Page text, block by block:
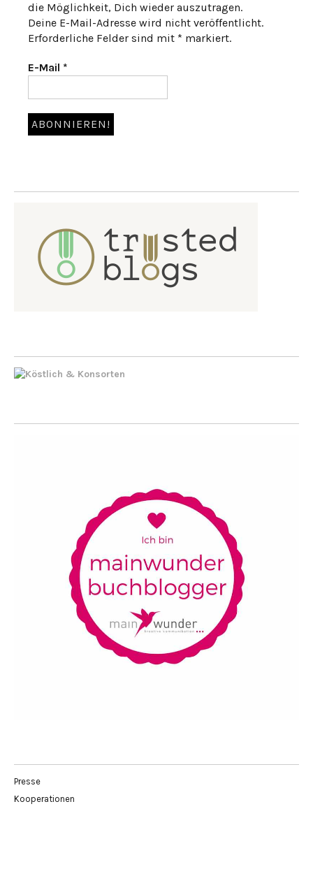
die Möglichkeit, Dich wieder auszutragen.
Deine E-Mail-Adresse wird nicht veröffentlicht.
Erforderliche Felder sind mit * markiert.
E-Mail *
Presse
Kooperationen